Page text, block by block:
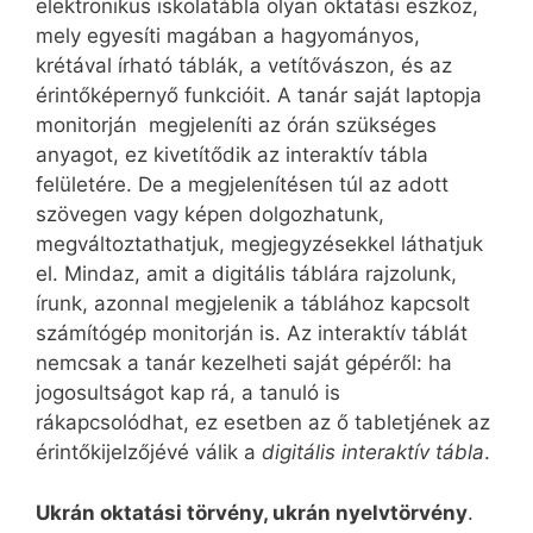
elektronikus iskolatábla olyan oktatási eszköz,
mely egyesíti magában a hagyományos,
krétával írható táblák, a vetítővászon, és az
érintőképernyő funkcióit. A tanár saját laptopja
monitorján megjeleníti az órán szükséges
anyagot, ez kivetítődik az interaktív tábla
felületére. De a megjelenítésen túl az adott
szövegen vagy képen dolgozhatunk,
megváltoztathatjuk, megjegyzésekkel láthatjuk
el. Mindaz, amit a digitális táblára rajzolunk,
írunk, azonnal megjelenik a táblához kapcsolt
számítógép monitorján is. Az interaktív táblát
nemcsak a tanár kezelheti saját gépéről: ha
jogosultságot kap rá, a tanuló is
rákapcsolódhat, ez esetben az ő tabletjének az
érintőkijelzőjévé válik a digitális interaktív tábla.
Ukrán oktatási törvény, ukrán nyelvtörvény.